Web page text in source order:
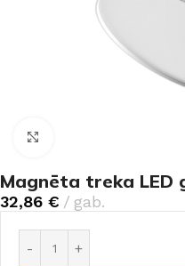
Magnēta treka LED
32,86 € gab.